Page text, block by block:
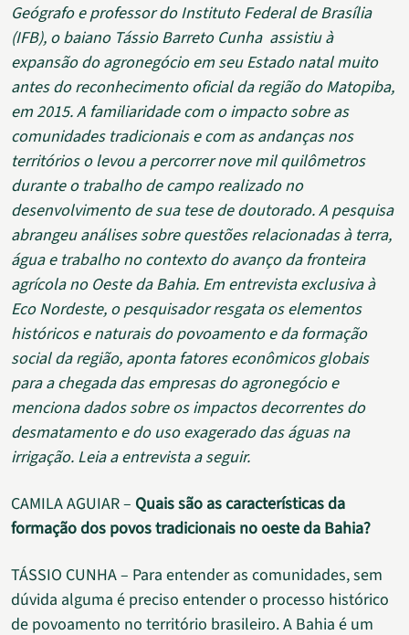
Geógrafo e professor do Instituto Federal de Brasília
(IFB), o baiano Tássio Barreto Cunha assistiu à
expansão do agronegócio em seu Estado natal muito
antes do reconhecimento oficial da região do Matopiba,
em 2015. A familiaridade com o impacto sobre as
comunidades tradicionais e com as andanças nos
territórios o levou a percorrer nove mil quilômetros
durante o trabalho de campo realizado no
desenvolvimento de sua tese de doutorado. A pesquisa
abrangeu análises sobre questões relacionadas à terra,
água e trabalho no contexto do avanço da fronteira
agrícola no Oeste da Bahia. Em entrevista exclusiva à
Eco Nordeste, o pesquisador resgata os elementos
históricos e naturais do povoamento e da formação
social da região, aponta fatores econômicos globais
para a chegada das empresas do agronegócio e
menciona dados sobre os impactos decorrentes do
desmatamento e do uso exagerado das águas na
irrigação. Leia a entrevista a seguir.
CAMILA AGUIAR – Quais são as características da
formação dos povos tradicionais no oeste da Bahia?
TÁSSIO CUNHA – Para entender as comunidades, sem
dúvida alguma é preciso entender o processo histórico
de povoamento no território brasileiro. A Bahia é um